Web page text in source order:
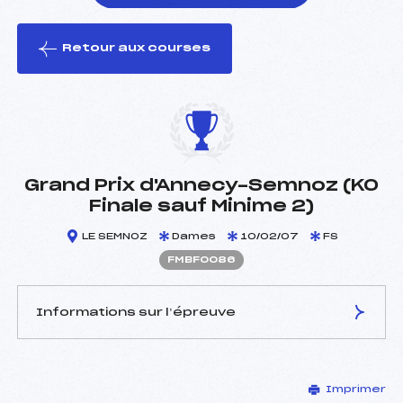
le ski
Retour aux courses
Grand Prix d'Annecy-Semnoz (KO
Finale sauf Minime 2)
LE SEMNOZ Dames 10/02/07 FS
FMBF0086
Informations sur l’épreuve
CHAVANNE MAGALY (MB)
Imprimer